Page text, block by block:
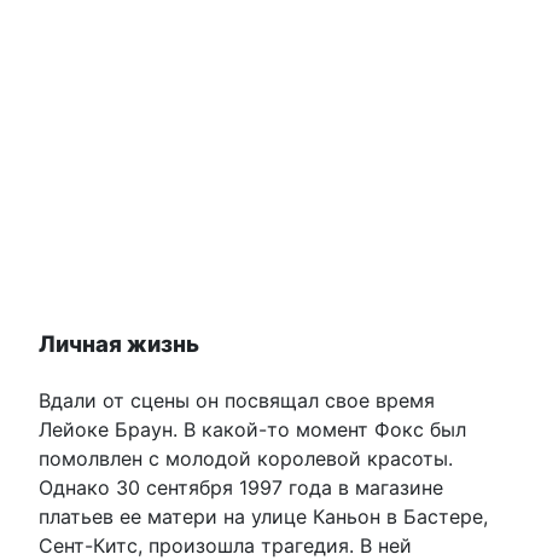
Личная жизнь
Вдали от сцены он посвящал свое время
Лейоке Браун. В какой-то момент Фокс был
помолвлен с молодой королевой красоты.
Однако 30 сентября 1997 года в магазине
платьев ее матери на улице Каньон в Бастере,
Сент-Китс, произошла трагедия. В ней